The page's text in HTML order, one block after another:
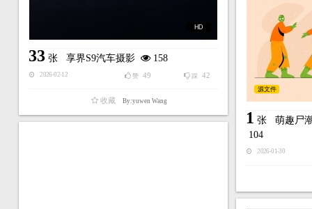
HD
33张 享界S9汽车摄影 158
2026-02-12 踩 42
赞 49
收藏 By:yuwen Wang
源文件
1 张 萌趣尸
104
2026-01-30